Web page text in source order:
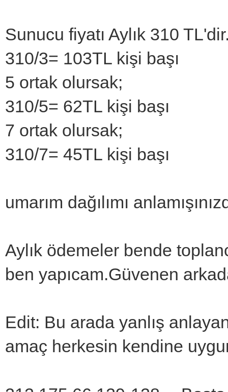
Sunucu fiyatı Aylık 310
310/3= 103TL kişi başı
5 ortak olursak;
310/5= 62TL kişi başı
7 ortak olursak;
310/7= 45TL kişi başı
umarım dağılımı
Aylık ödemeler bende
ben yapıcam.Güvenen
Edit: Bu arada yanlış
amaç herkesin kendine